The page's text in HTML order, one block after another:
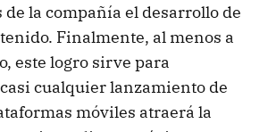
la compañía el desarrollo de
Finalmente, al menos a
este logro sirve para
cualquier lanzamiento de
móviles atraerá la